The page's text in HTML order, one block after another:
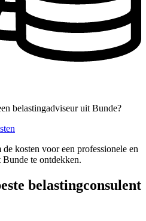
belastingadviseur uit Bunde?
kosten voor een professionele en
Bunde te ontdekken.
belastingconsulent